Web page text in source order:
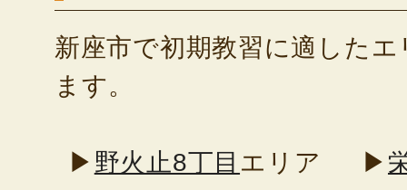
新座市で初期教習に適した
ます。
▶ 野火止8丁目 エリア ▶